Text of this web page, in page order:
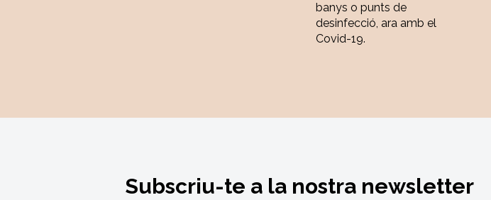
banys o punts de
desinfecció, ara amb el
Covid-19.
Subscriu-te a la nostra newsletter